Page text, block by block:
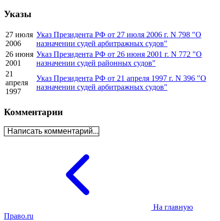
Указы
27 июля
2006
Указ Президента РФ от 27 июля 2006 г. N 798 "О
назначении судей арбитражных судов"
26 июня
2001
Указ Президента РФ от 26 июня 2001 г. N 772 "О
назначении судей районных судов"
21
апреля
1997
Указ Президента РФ от 21 апреля 1997 г. N 396 "О
назначении судей арбитражных судов"
Комментарии
Написать комментарий...
На главную
Право.ru